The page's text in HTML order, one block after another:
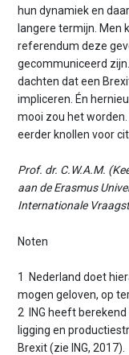
hun dynamiek en
langere termijn. Men
referendum deze
gecommuniceerd
dachten dat een
impliceren. Én
mooi zou het
eerder knollen voor
Prof. dr. C.W.A.M.
aan de Erasmus
Internationale
Noten
1 Nederland doet
mogen geloven, op
2 ING heeft
ligging en
Brexit (zie ING, 2017).